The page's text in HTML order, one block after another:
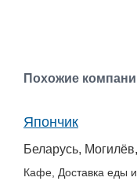
Похожие
Япончик
Беларусь,
Кафе, Доставка еды